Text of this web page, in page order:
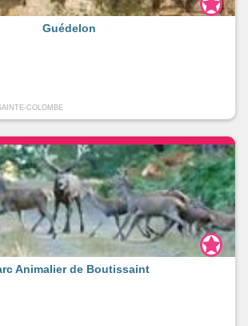
Guédelon
COLOMBE
Animalier de Boutissaint